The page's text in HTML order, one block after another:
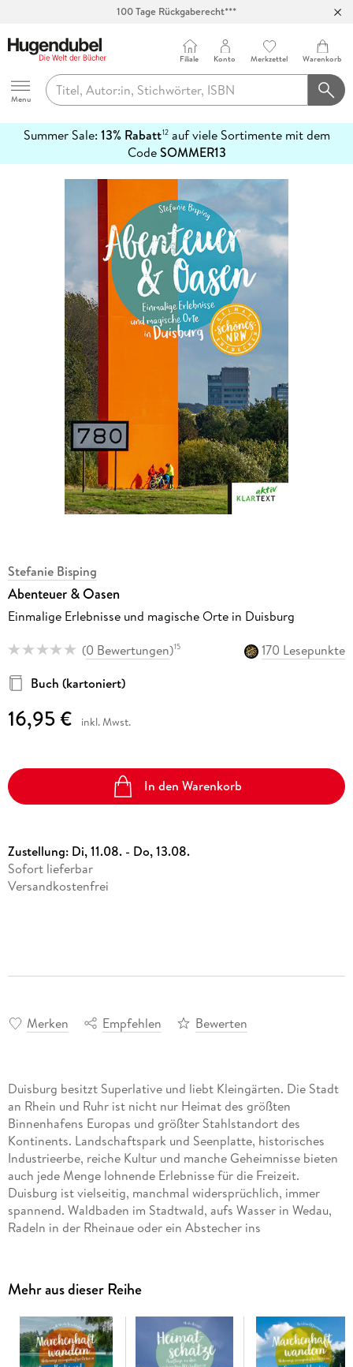
100 Tage Rückgaberecht***
Hugendubel
Menu
Filiale Konto Merkzettel Warenkorb
Summer Sale: 13% Rabatt12auf viele Sortimente mit dem
CodeSOMMER13
erfahren
Stefanie Bisping
Abenteuer & Oasen
Einmalige Erlebnisse und magische Orte in Duisburg
(0 Bewertungen)15
170 Lesepunkte
Buch (kartoniert)
16,95 € inkl. Mwst.
In den Warenkorb
Zustellung: Di, 11.08. - Do, 13.08.
Sofort lieferbar
Versandkostenfrei
Merken Empfehlen Bewerten
Duisburg besitzt Superlative und liebt Kleingärten. Die Stadt
an Rhein und Ruhr ist nicht nur Heimat des größten
Binnenhafens Europas und größter Stahlstandort des
Kontinents. Landschaftspark und Seenplatte, historisches
Industrieerbe, reiche Kultur und manche Geheimnisse bieten
auch jede Menge lohnende Erlebnisse für die Freizeit.
Duisburg ist vielseitig, manchmal widersprüchlich, immer
spannend. Waldbaden im Stadtwald, aufs Wasser in Wedau,
Radeln in der Rheinaue oder ein Abstecher ins
kleinen Oasen und großen Rekorden: Vom letzten
Raddampfer über einen der schönsten Parks der Welt bis zur
besten Currywurst
Mehr aus dieser Reihe